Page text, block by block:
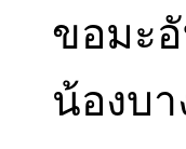
ขอมะ
น้องบ